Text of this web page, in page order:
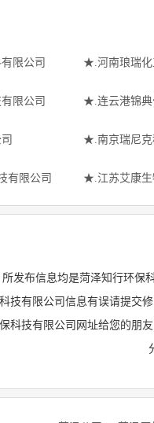
限公司 ★.河南琅瑞化
限公司 ★.连云港锦典
★.南京瑞尼克
有限公司 ★.江苏艾康生
发布信息均是菏泽知行环保
有限公司信息有误请提交修
科技有限公司网址给您的朋友